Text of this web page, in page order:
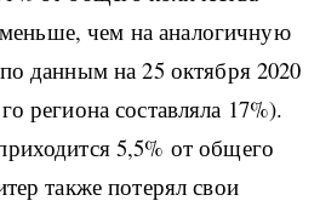
чем на аналогичную
данным на 25 октября 2020
региона составляла 17%).
5,5% от общего
также потерял свои